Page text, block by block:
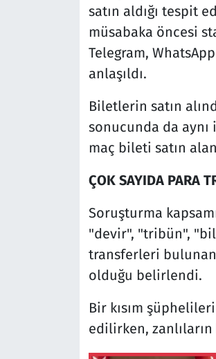
satın aldığı tespit
müsabaka öncesi
Telegram,
anlaşıldı.
Biletlerin satın
sonucunda da
maç bileti satın
ÇOK SAYIDA PARA
Soruşturma
"devir", "tribün",
transferleri bulunan
olduğu belirlendi.
Bir kısım
edilirken,